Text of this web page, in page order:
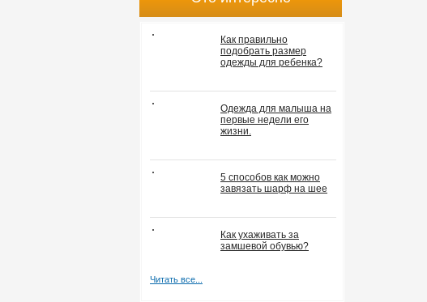
Как правильно
подобрать размер
одежды для ребенка?
Одежда для малыша на
первые недели его
жизни.
5 способов как можно
завязать шарф на шее
Как ухаживать за
замшевой обувью?
Читать все...